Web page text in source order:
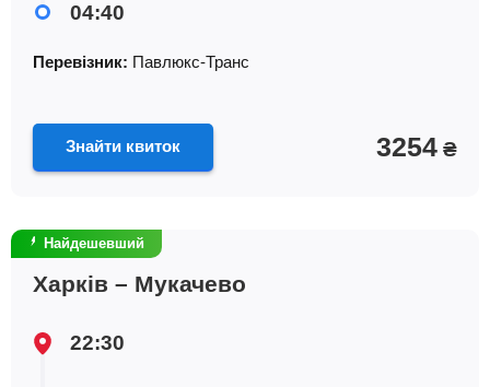
04:40
Перевізник: Павлюкс-Транс
Знайти квиток 3254 ₴
Найдешевший
Харків – Мукачево
22:30